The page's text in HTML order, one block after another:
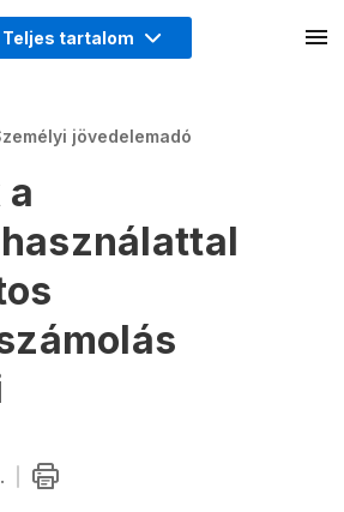
Teljes tartalom
jövedelemadó